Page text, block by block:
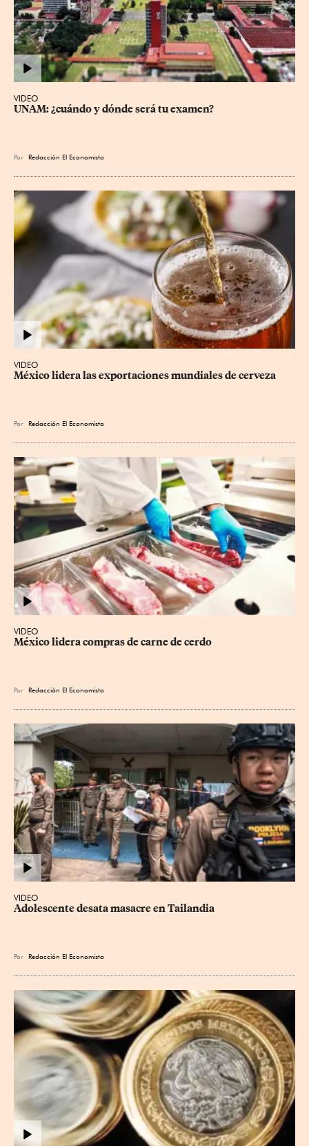
VIDEO
UNAM: ¿cuándo y dónde será tu examen?
Por Redacción El Economista
VIDEO
México lidera las exportaciones mundiales de cerveza
Por Redacción El Economista
VIDEO
México lidera compras de carne de cerdo
Por Redacción El Economista
VIDEO
Adolescente desata masacre en Tailandia
Por Redacción El Economista